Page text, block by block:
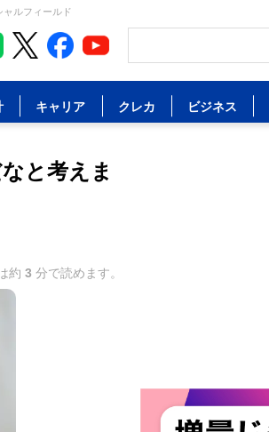
ャルフィールド
キャリア クレカ ビジネス
と考えま
約 3 分で読めます。